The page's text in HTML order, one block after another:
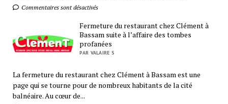
Commentaires sont désactivés
Fermeture du restaurant chez Clément à
Bassam suite à l’affaire des tombes
profanées
PAR VALAIRE S
La fermeture du restaurant chez Clément à Bassam est une
page qui se tourne pour de nombreux habitants de la cité
balnéaire. Au cœur de...